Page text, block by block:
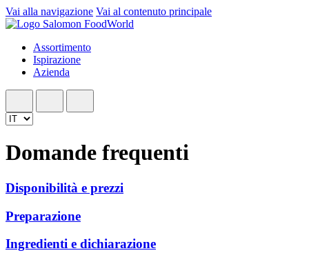
Vai alla navigazione Vai al contenuto principale
Assortimento
Ispirazione
Azienda
Domande frequenti
Disponibilità e prezzi
Preparazione
Ingredienti e dichiarazione